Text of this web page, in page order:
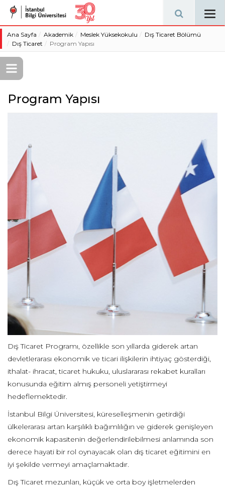
Ana Sayfa Akademik Meslek Yüksekokulu
Dış Ticaret Bölümü
Dış Ticaret
Program Yapısı
Program Yapısı
Dış Ticaret Programı, özellikle son yıllarda giderek artan
devletlerarası ekonomik ve ticari ilişkilerin ihtiyaç gösterdiği,
ithalat- ihracat, ticaret hukuku, uluslararası rekabet kuralları
konusunda eğitim almış personeli yetiştirmeyi
hedeflemektedir.
İstanbul Bilgi Üniversitesi, küreselleşmenin getirdiği
ülkelerarası artan karşılıklı bağımlılığın ve giderek genişleyen
ekonomik kapasitenin değerlendirilebilmesi anlamında son
derece hayati bir rol oynayacak olan dış ticaret eğitimini en
iyi şekilde vermeyi amaçlamaktadır.
Dış Ticaret mezunları, küçük ve orta boy işletmelerden